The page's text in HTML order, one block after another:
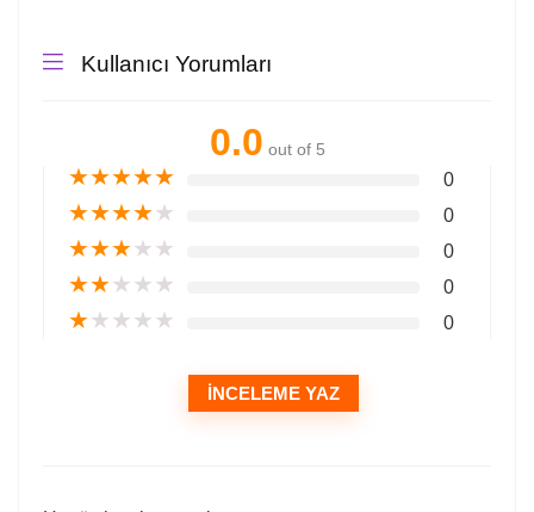
Kullanıcı Yorumları
0.0 out of 5
★★★★★ 0
★★★★★ 0
★★★★★ 0
★★★★★ 0
★★★★★ 0
İNCELEME YAZ